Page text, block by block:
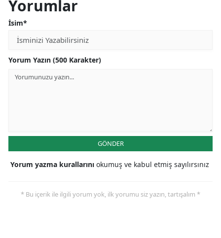
Yorumlar
İsim*
Yorum Yazın (500 Karakter)
GÖNDER
Yorum yazma kurallarını okumuş ve kabul etmiş sayılırsınız
* Bu içerik ile ilgili yorum yok, ilk yorumu siz yazın, tartışalım *